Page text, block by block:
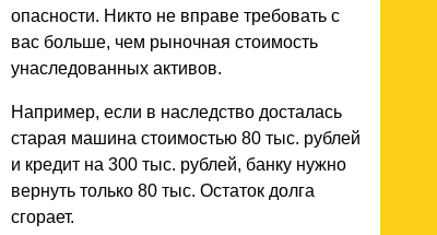
опасности. Никто не вправе требовать с
вас больше, чем рыночная стоимость
унаследованных активов.
Например, если в наследство досталась
старая машина стоимостью 80 тыс. рублей
и кредит на 300 тыс. рублей, банку нужно
вернуть только 80 тыс. Остаток долга
сгорает.